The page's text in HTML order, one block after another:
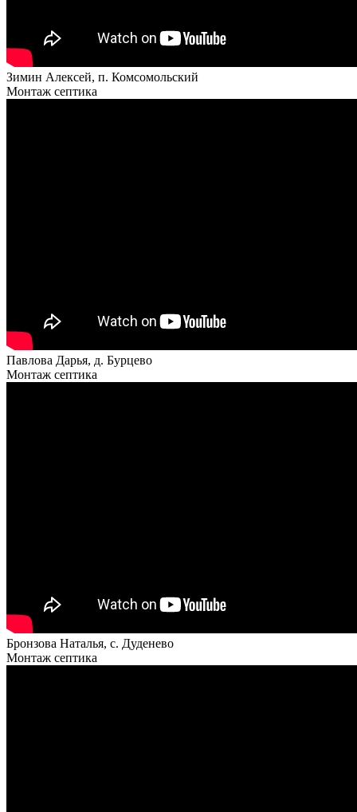
Зимин Алексей, п. Комсомольский
Монтаж септика
Павлова Дарья, д. Бурцево
Монтаж септика
Бронзова Наталья, с. Дуденево
Монтаж септика